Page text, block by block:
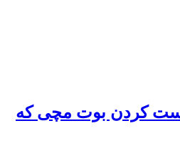
ست کردن بوت مچی که